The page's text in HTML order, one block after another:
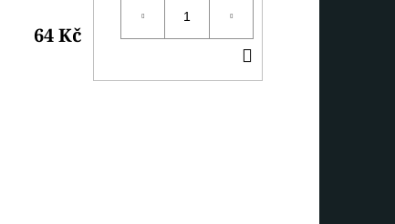
64 Kč
KOŠÍKU